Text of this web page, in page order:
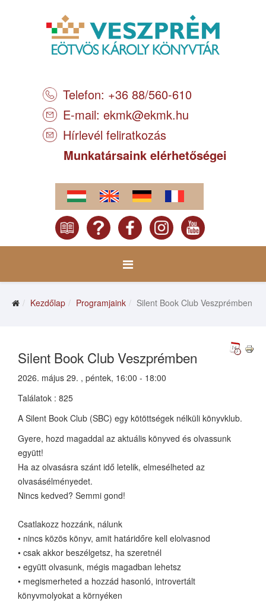
Telefon: +36 88/560-610
E-mail: ekmk@ekmk.hu
Hírlevél feliratkozás
Munkatársaink elérhetőségei
Kezdőlap Programjaink Silent Book Club Veszprémben
Silent Book Club Veszprémben
2026. május 29. , péntek, 16:00 - 18:00
Találatok : 825
A Silent Book Club (SBC) egy kötöttségek nélküli könyvklub.
Gyere, hozd magaddal az aktuális könyved és olvassunk
együtt!
Ha az olvasásra szánt idő letelik, elmesélheted az
olvasásélményedet.
Nincs kedved? Semmi gond!
Csatlakozz hozzánk, nálunk
• nincs közös könyv, amit határidőre kell elolvasnod
• csak akkor beszélgetsz, ha szeretnél
• együtt olvasunk, mégis magadban lehetsz
• megismerheted a hozzád hasonló, introvertált
könyvmolyokat a környéken